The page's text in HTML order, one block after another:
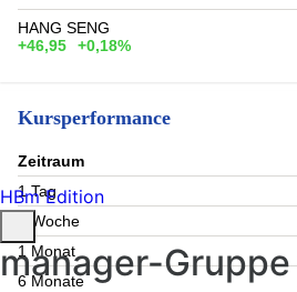
HANG SENG
+46,95
+0,18%
Kursperformance
Zeitraum
1 Tag
1 Woche
1 Monat
6 Monate
HBm Edition
manager-Gruppe